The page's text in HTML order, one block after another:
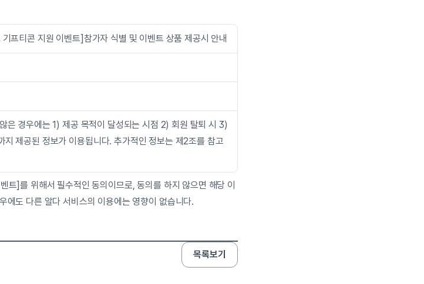
프티콘 지원 이벤트]참가자 식별 및 이벤트 상품 제공시 안내
은 경우에는 1) 제공 목적이 달성되는 시점 2) 회원 탈퇴 시 3)
지 제공된 정보가 이용됩니다. 추가적인 정보는 제2조를 참고
트]를 위해서 필수적인 동의이므로, 동의를 하지 않으면 해당 이
에도 다른 알다 서비스의 이용에는 영향이 없습니다.
목록보기